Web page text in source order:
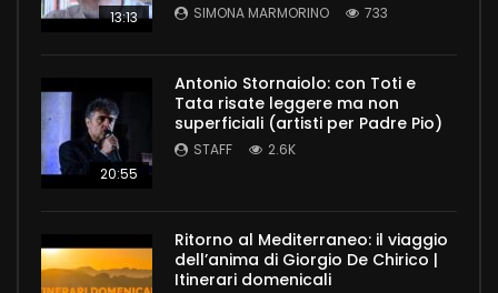
13:13 SIMONA MARMORINO 733
20:55
Antonio Stornaiolo: con Toti e
Tata risate leggere ma non
superficiali (artisti per Padre Pio)
STAFF 2.6K
Ritorno al Mediterraneo: il viaggio
dell’anima di Giorgio De Chirico |
Itinerari domenicali